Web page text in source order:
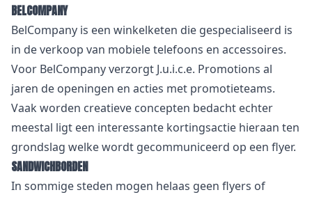
BELCOMPANY
BelCompany is een winkelketen die gespecialiseerd is
in de verkoop van mobiele telefoons en accessoires.
Voor BelCompany verzorgt J.u.i.c.e. Promotions al
jaren de openingen en acties met promotieteams.
Vaak worden creatieve concepten bedacht echter
meestal ligt een interessante kortingsactie hieraan ten
grondslag welke wordt gecommuniceerd op een flyer.
SANDWICHBORDEN
In sommige steden mogen helaas geen flyers of